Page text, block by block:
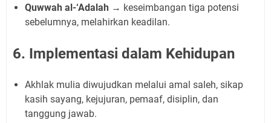
Quwwah al-‘Adalah → keseimbangan tiga potensi
sebelumnya, melahirkan keadilan.
6. Implementasi dalam Kehidupan
Akhlak mulia diwujudkan melalui amal saleh, sikap
kasih sayang, kejujuran, pemaaf, disiplin, dan
tanggung jawab.